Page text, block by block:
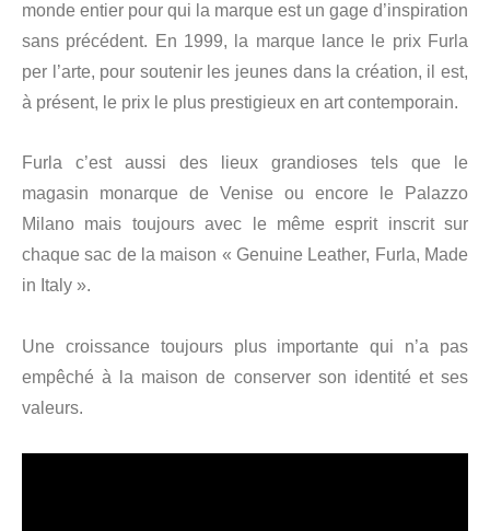
monde entier pour qui la marque est un gage d’inspiration
sans précédent. En 1999, la marque lance le prix Furla
per l’arte, pour soutenir les jeunes dans la création, il est,
à présent, le prix le plus prestigieux en art contemporain.
Furla c’est aussi des lieux grandioses tels que le
magasin monarque de Venise ou encore le Palazzo
Milano mais toujours avec le même esprit inscrit sur
chaque sac de la maison « Genuine Leather, Furla, Made
in Italy ».
Une croissance toujours plus importante qui n’a pas
empêché à la maison de conserver son identité et ses
valeurs.